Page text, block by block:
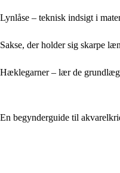
Lynlåse – teknisk indsigt i
Sakse, der holder sig skarpe
Hæklegarner – lær de
En begynderguide til